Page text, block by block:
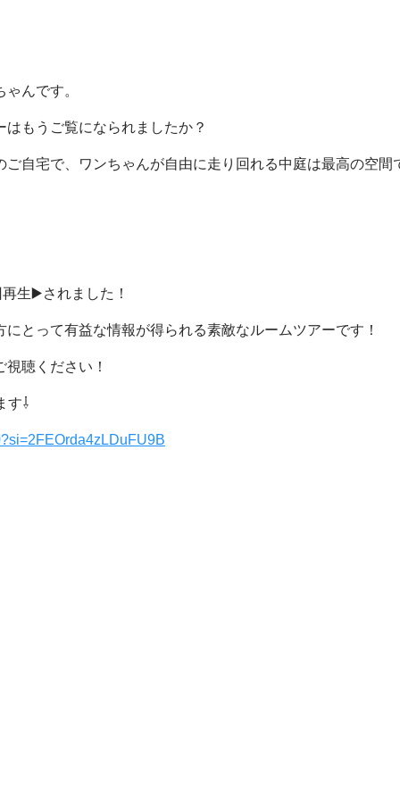
んです。
もうご覧になられましたか？
ご自宅で、ワンちゃんが自由に走り回れる中庭は最高の空間
生▶️されました！
とって有益な情報が得られる素敵なルームツアーです！
聴ください！
す⇩